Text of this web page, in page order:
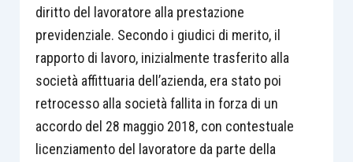
diritto del lavoratore alla prestazione
previdenziale. Secondo i giudici di merito, il
rapporto di lavoro, inizialmente trasferito alla
società affittuaria dell’azienda, era stato poi
retrocesso alla società fallita in forza di un
accordo del 28 maggio 2018, con contestuale
licenziamento del lavoratore da parte della